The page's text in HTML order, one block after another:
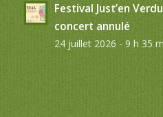
Festival Just’en
concert annulé
24 juillet 2026 - 9 h 35